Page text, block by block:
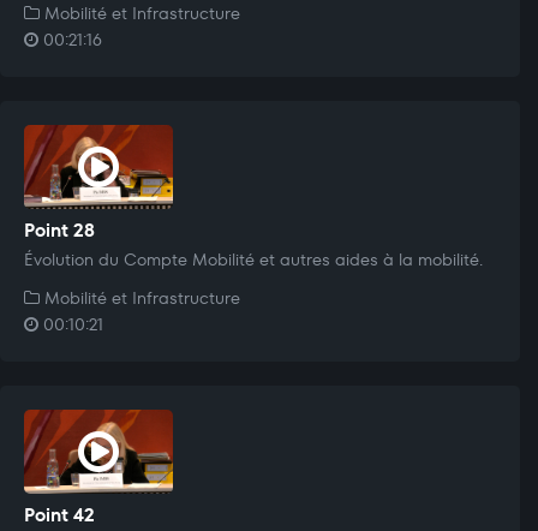
Mobilité et Infrastructure
00:21:16
Point 28
Évolution du Compte Mobilité et autres aides à la mobilité.
Mobilité et Infrastructure
00:10:21
Point 42